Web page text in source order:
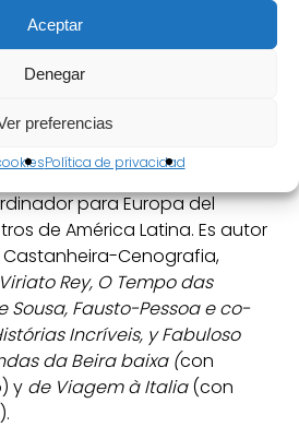
Aceptar
Denegar
preferencias
Política de privacidad
el jurado del Doctorado en
e la Universidad Sorbonne
2010 fue elegido miembro de
de España. Es
la Asociación Portuguesa
la que fue presidente entre
para Europa del
de América Latina. Es autor
Cenografia,
Rey, O Tempo das
Sousa, Fausto-Pessoa e co-
Incríveis, y Fabuloso
da Beira baixa (con
y de Viagem à Italia(con